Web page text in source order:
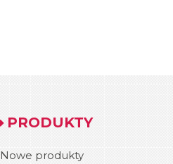
PRODUKTY
Nowe produkty